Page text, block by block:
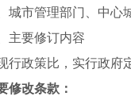
城市管理部门、中心
主要修订内容
行政策比，实行政府
修改条款：